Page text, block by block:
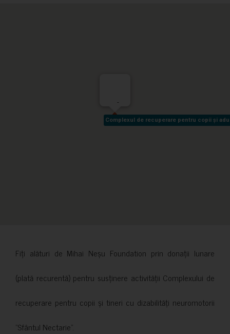
Complexul de recuperare pentru copii și
Complexul de recuperare pentru copii și
-
Fiți alături de Mihai Neșu Foundation prin donații lunare
(plată recurentă) pentru susținere activității Complexului de
recuperare pentru copii și tineri cu dizabilități neuromotorii
”Sfântul Nectarie”.